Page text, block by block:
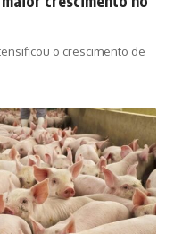
o crescimento de